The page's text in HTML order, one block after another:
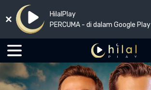
HilalPlay
PERCUMA - di dalam Google Play